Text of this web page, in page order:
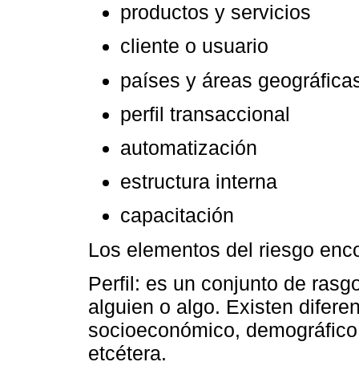
productos y servicios
cliente o usuario
países y áreas
perfil transaccional
automatización
estructura interna
capacitación
Los elementos del riesgo
Perfil: es un conjunto de
alguien o algo. Existen
socioeconómico,
etcétera.